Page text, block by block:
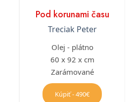
Pod korunami času
Treciak Peter
Olej - plátno
60 x 92 x cm
Zarámované
Kúpiť - 490€